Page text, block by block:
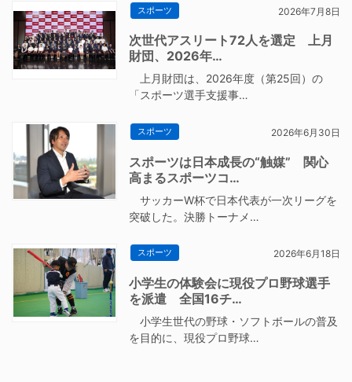
スポーツ 2026年7月8日
次世代アスリート72人を選定 上月
財団、2026年…
上月財団は、2026年度（第25回）の
「スポーツ選手支援事…
スポーツ 2026年6月30日
スポーツは日本成長の“触媒” 関心
高まるスポーツコ…
サッカーW杯で日本代表が一次リーグを
突破した。決勝トーナメ…
スポーツ 2026年6月18日
小学生の体験会に現役プロ野球選手
を派遣 全国16チ…
小学生世代の野球・ソフトボールの普及
を目的に、現役プロ野球…